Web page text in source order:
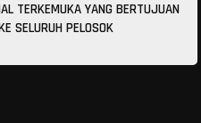
TERKEMUKA YANG BERTUJUAN
SELURUH PELOSOK